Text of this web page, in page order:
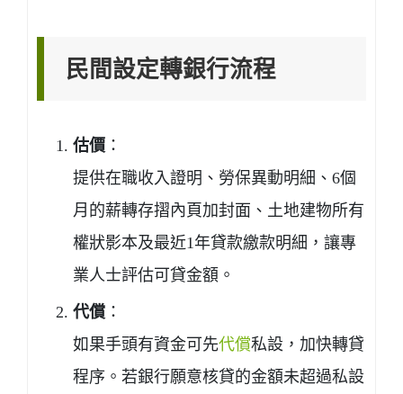
民間設定轉銀行流程
估價 ：
提供在職收入證明、勞保異動明細、6個
月的薪轉存摺內頁加封面、土地建物所有
權狀影本及最近1年貸款繳款明細，讓專
業人士評估可貸金額。
代償 ：
如果手頭有資金可先代償私設，加快轉貸
程序。若銀行願意核貸的金額未超過私設